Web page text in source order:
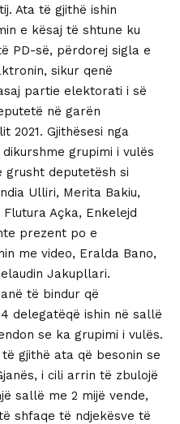
Ata të gjithë ishin
e kësaj të shtune ku
PD-së, përdorej sigla e
sikur qenë
partie elektorati i së
në garën
2021. Gjithësesi nga
grupimi i vulës
grusht deputetësh si
Ulliri, Merita Bakiu,
Açka, Enkelejd
prezent po e
me video, Eralda Bano,
Jakupllari.
të bindur që
delegatëqë ishin në sallë
se ka grupimi i vulës.
gjithë ata që besonin se
i cili arrin të zbulojë
sallë me 2 mijë vende,
shfaqe të ndjekësve të